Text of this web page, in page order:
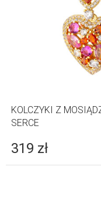
KOLCZYKI Z
SERCE
319 zł